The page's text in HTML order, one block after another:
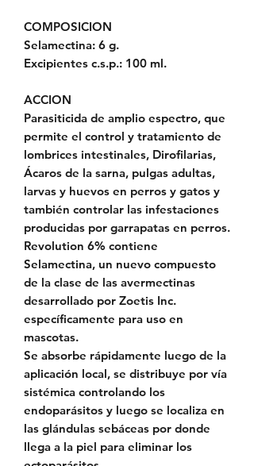
COMPOSICION
Selamectina: 6 g.
Excipientes c.s.p.: 100 ml.
ACCION
Parasiticida de amplio espectro, que
permite el control y tratamiento de
lombrices intestinales, Dirofilarias,
Ácaros de la sarna, pulgas adultas,
larvas y huevos en perros y gatos y
también controlar las infestaciones
producidas por garrapatas en perros.
Revolution 6% contiene
Selamectina, un nuevo compuesto
de la clase de las avermectinas
desarrollado por Zoetis Inc.
específicamente para uso en
mascotas.
Se absorbe rápidamente luego de la
aplicación local, se distribuye por vía
sistémica controlando los
endoparásitos y luego se localiza en
las glándulas sebáceas por donde
llega a la piel para eliminar los